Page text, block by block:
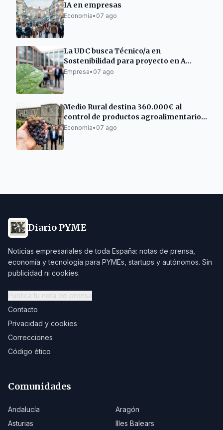
IA en empresas
Economía• 07 ago
La UDC busca Técnico/a en
Sostenibilidad para proyecto en A
Mariña Lucense
Empresa• 07 ago
Medio Rural destina 360.000€ al
control de productos agroalimentarios
gallegos
Economía• 07 ago
Diario PYME
Noticias empresariales de toda España: notas de prensa,
economía y tecnología para PYMEs, startups y autónomos. Sin
publicidad ni cookies.
Publica tu nota de prensa
Contacto
Privacidad y cookies
Correcciones
Código ético
Comunidades
Andalucía
Aragón
Asturias
Illes Balears